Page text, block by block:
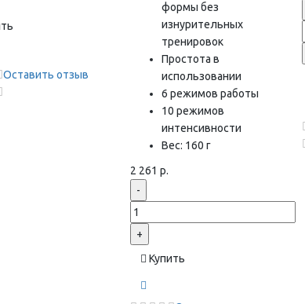
Оставить отзыв
формы без
изнурительных
тренировок
Простота в
использовании
6 режимов работы
10 режимов
интенсивности
Вес: 160 г
2 261 р.
-
+
Купить